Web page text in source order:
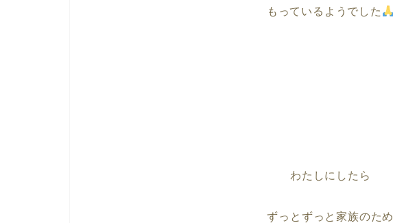
もっているようでした
わたしにしたら
ずっとずっと家族のため